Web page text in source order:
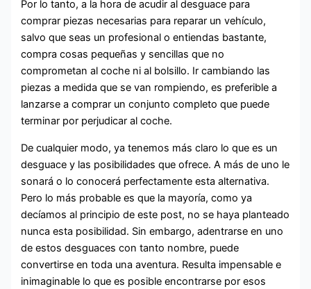
Por lo tanto, a la hora de acudir al desguace para
comprar piezas necesarias para reparar un vehículo,
salvo que seas un profesional o entiendas bastante,
compra cosas pequeñas y sencillas que no
comprometan al coche ni al bolsillo. Ir cambiando las
piezas a medida que se van rompiendo, es preferible a
lanzarse a comprar un conjunto completo que puede
terminar por perjudicar al coche.
De cualquier modo, ya tenemos más claro lo que es un
desguace y las posibilidades que ofrece. A más de uno le
sonará o lo conocerá perfectamente esta alternativa.
Pero lo más probable es que la mayoría, como ya
decíamos al principio de este post, no se haya planteado
nunca esta posibilidad. Sin embargo, adentrarse en uno
de estos desguaces con tanto nombre, puede
convertirse en toda una aventura. Resulta impensable e
inimaginable lo que es posible encontrarse por esos